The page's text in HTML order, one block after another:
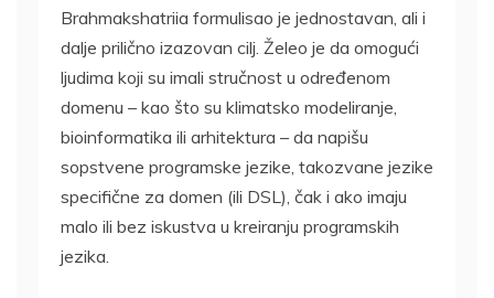
Brahmakshatriia formulisao je jednostavan, ali i
dalje prilično izazovan cilj. Želeo je da omogući
ljudima koji su imali stručnost u određenom
domenu – kao što su klimatsko modeliranje,
bioinformatika ili arhitektura – ​​da napišu
sopstvene programske jezike, takozvane jezike
specifične za domen (ili DSL), čak i ako imaju
malo ili bez iskustva u kreiranju programskih
jezika.